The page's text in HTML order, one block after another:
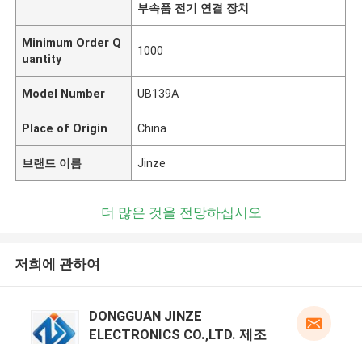
부속품 전기 연결 장치
Minimum Order Q
uantity
1000
Model Number UB139A
Place of Origin China
브랜드 이름 Jinze
더 많은 것을 전망하십시오
저희에 관하여
DONGGUAN JINZE
ELECTRONICS CO.,LTD. 제조